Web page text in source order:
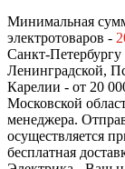
Минимальная
электротоваров -
Санкт-Петербургу
Ленинградской,
Карелии - от 20
Московской
менеджера.
осуществляется
бесплатная